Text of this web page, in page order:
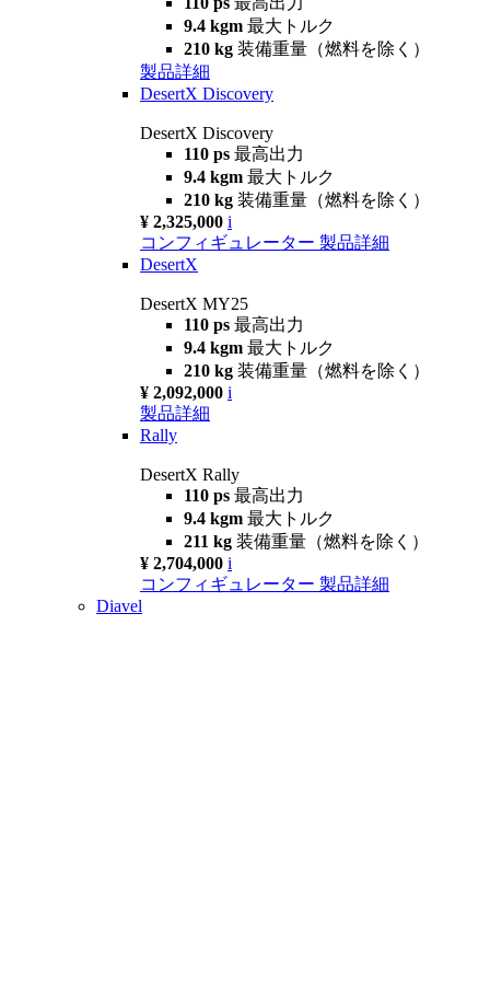
9.4 kgm 最大トルク
210 kg 装備重量（燃料を除く）
製品詳細
DesertX Discovery
DesertX Discovery
110 ps 最高出力
9.4 kgm 最大トルク
210 kg 装備重量（燃料を除く）
¥ 2,325,000 i
コンフィギュレーター 製品詳細
DesertX
DesertX MY25
110 ps 最高出力
9.4 kgm 最大トルク
210 kg 装備重量（燃料を除く）
¥ 2,092,000 i
製品詳細
Rally
DesertX Rally
110 ps 最高出力
9.4 kgm 最大トルク
211 kg 装備重量（燃料を除く）
¥ 2,704,000 i
コンフィギュレーター 製品詳細
Diavel